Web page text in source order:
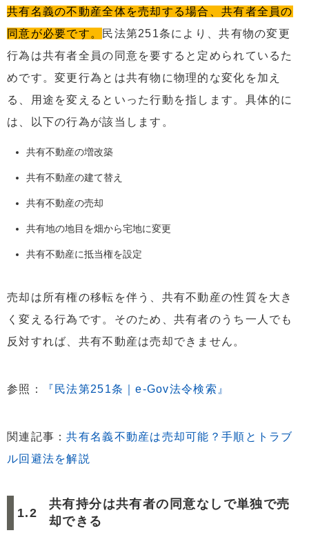
6.3土地の場合は分筆
共有持分の売却にかかる税金と費用
7.1
譲渡所得税
共有名義の不動産全体を売却する場合、共有者全員の
同意が必要です。
民法第251条により、共有物の変更
行為は共有者全員の同意を要すると定められているた
めです。変更行為とは共有物に物理的な変化を加え
る、用途を変えるといった行動を指します。具体的に
は、以下の行為が該当します。
共有不動産の増改築
共有不動産の建て替え
共有不動産の売却
共有地の地目を畑から宅地に変更
共有不動産に抵当権を設定
売却は所有権の移転を伴う、共有不動産の性質を大き
く変える行為です。そのため、共有者のうち一人でも
反対すれば、共有不動産は売却できません。
参照： 『民法第251条｜e-Gov法令検索』
関連記事：共有名義不動産は売却可能？手順とトラブ
ル回避法を解説
共有持分は共有者の同意なしで単独で売
却できる